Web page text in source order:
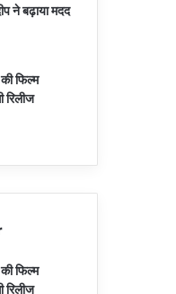
ने बढ़ाया मदद
फिल्म
रिलीज
फिल्म
रिलीज